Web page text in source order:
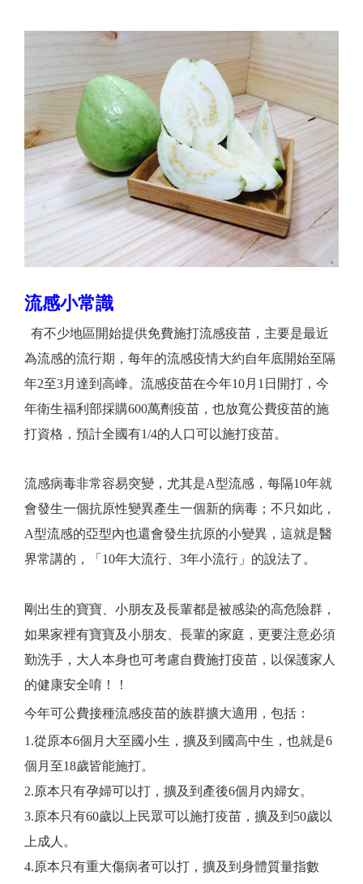
流感小常識
有不少地區開始提供免費施打流感疫苗，主要是最近
為流感的流行期，每年的流感疫情大約自年底開始至隔
年2至3月達到高峰。流感疫苗在今年10月1日開打，今
年衛生福利部採購600萬劑疫苗，也放寬公費疫苗的施
打資格，預計全國有1/4的人口可以施打疫苗。
流感病毒非常容易突變，尤其是A型流感，每隔10年就
會發生一個抗原性變異產生一個新的病毒；不只如此，
A型流感的亞型內也還會發生抗原的小變異，這就是醫
界常講的，「10年大流行、3年小流行」的說法了。
剛出生的寶寶、小朋友及長輩都是被感染的高危險群，
如果家裡有寶寶及小朋友、長輩的家庭，更要注意必須
勤洗手，大人本身也可考慮自費施打疫苗，以保護家人
的健康安全唷！！
今年可公費接種流感疫苗的族群擴大適用，包括：
1.從原本6個月大至國小生，擴及到國高中生，也就是6
個月至18歲皆能施打。
2.原本只有孕婦可以打，擴及到產後6個月內婦女。
3.原本只有60歲以上民眾可以施打疫苗，擴及到50歲以
上成人。
4.原本只有重大傷病者可以打，擴及到身體質量指數